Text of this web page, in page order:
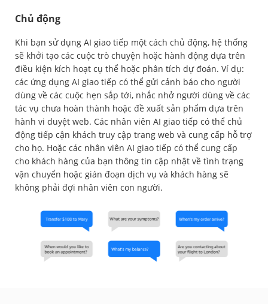
Chủ động
Khi bạn sử dụng AI giao tiếp một cách chủ động, hệ thống
sẽ khởi tạo các cuộc trò chuyện hoặc hành động dựa trên
điều kiện kích hoạt cụ thể hoặc phân tích dự đoán. Ví dụ:
các ứng dụng AI giao tiếp có thể gửi cảnh báo cho người
dùng về các cuộc hẹn sắp tới, nhắc nhở người dùng về các
tác vụ chưa hoàn thành hoặc đề xuất sản phẩm dựa trên
hành vi duyệt web. Các nhân viên AI giao tiếp có thể chủ
động tiếp cận khách truy cập trang web và cung cấp hỗ trợ
cho họ. Hoặc các nhân viên AI giao tiếp có thể cung cấp
cho khách hàng của bạn thông tin cập nhật về tình trạng
vận chuyển hoặc gián đoạn dịch vụ và khách hàng sẽ
không phải đợi nhân viên con người.